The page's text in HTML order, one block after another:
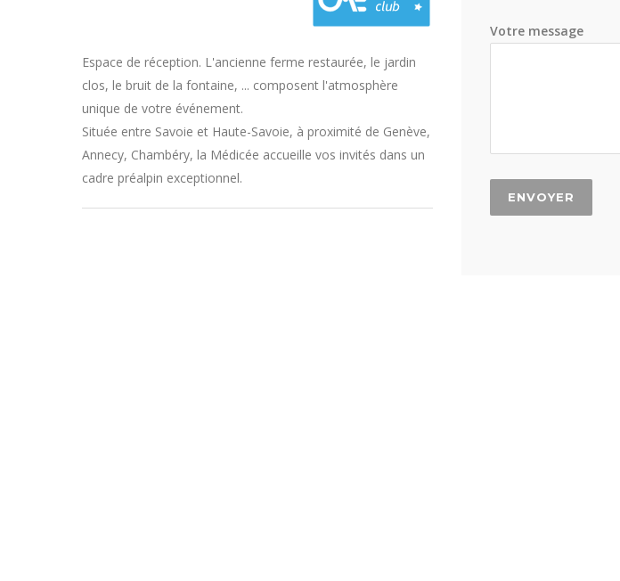
En
savoir
plus
Espace de réception. L'ancienne ferme restaurée, le jardin
clos, le bruit de la fontaine, ... composent l'atmosphère
unique de votre événement.
Située entre Savoie et Haute-Savoie, à proximité de Genève,
Annecy, Chambéry, la Médicée accueille vos invités dans un
cadre préalpin exceptionnel.
Votre message